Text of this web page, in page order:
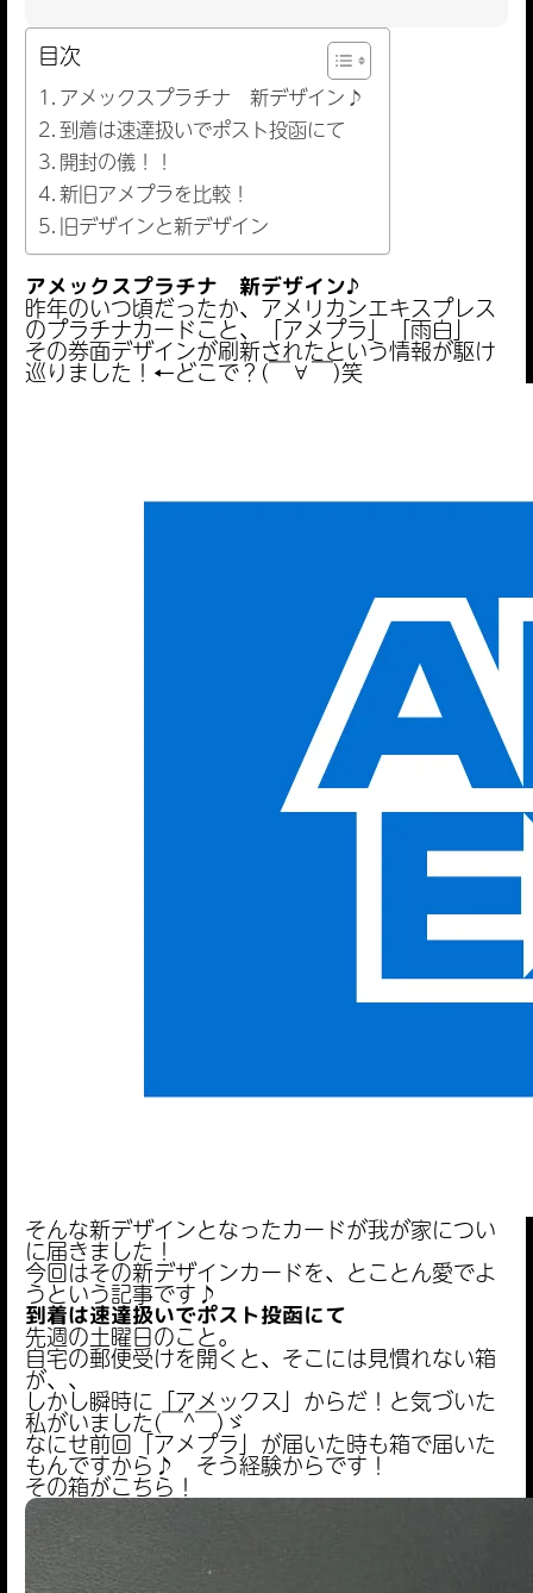
目次
アメックスプラチナ 新デザイン♪
到着は速達扱いでポスト投函にて
開封の儀！！
新旧アメプラを比較！
旧デザインと新デザイン
アメックスプラチナ 新デザイン♪
昨年のいつ頃だったか、アメリカンエキスプレス
のプラチナカードこと、「アメプラ」「雨白」
その券面デザインが刷新されたという情報が駆け
巡りました！←どこで？(￣∀￣)笑
そんな新デザインとなったカードが我が家につい
に届きました！
今回はその新デザインカードを、とことん愛でよ
うという記事です♪
到着は速達扱いでポスト投函にて
先週の土曜日のこと。
自宅の郵便受けを開くと、そこには見慣れない箱
が、、
しかし瞬時に「アメックス」からだ！と気づいた
私がいました(￣^￣)ゞ
なにせ前回「アメプラ」が届いた時も箱で届いた
もんですから♪ そう経験からです！
その箱がこちら！